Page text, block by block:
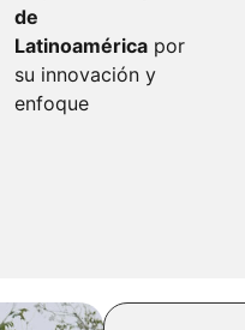
de
Latinoaméricapor
su innovación y
enfoque